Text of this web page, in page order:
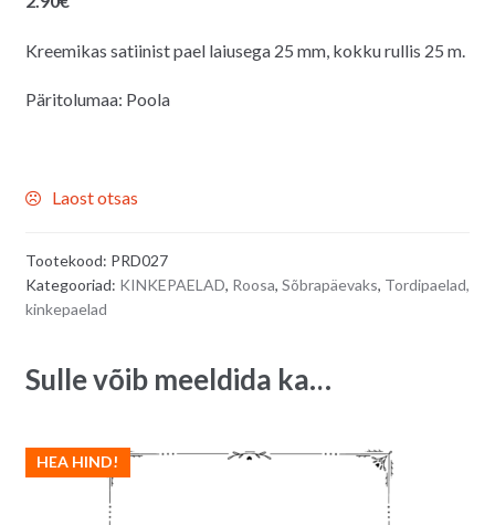
Kreemikas satiinist pael laiusega 25 mm, kokku rullis 25 m.
Päritolumaa: Poola
Laost otsas
Tootekood: PRD027
Kategooriad: KINKEPAELAD, Roosa, Sõbrapäevaks, Tordipaelad,
kinkepaelad
Sulle võib meeldida ka…
HEA HIND!